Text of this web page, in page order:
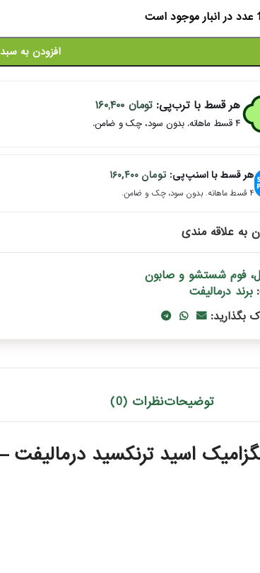
افزودن به
هر قسط با ترب‌پی:تومان ۱۶۰,۴۰۰
۴ قسط ماهانه. بدون سود، چک و ضامن.
هر قسط با اسنپ‌پی: تومان ۱۶۰,۴۰۰
۴ قسط ماهانه. بدون سود، چک و ضامن.
به علاقه مندی
فوم شستشو و صابون
برند درمالیفت
بگذارید:
توضیحاتنظرات (0)
اسید ترنکسید